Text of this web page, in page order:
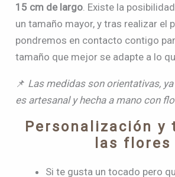
15 cm de largo . Existe la
un tamaño mayor, y tras realizar el
pondremos en contacto contigo
tamaño que mejor se adapte a lo
📌 Las medidas son orientativas,
es artesanal y hecha a mano con
Personalización y
las flores
Si te gusta un tocado pero